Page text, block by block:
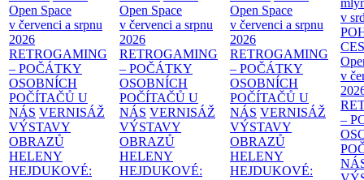
Open Space
v červenci a srpnu
2026
RETROGAMING
– POČÁTKY
OSOBNÍCH
POČÍTAČŮ U
NÁS VERNISÁŽ
VÝSTAVY
OBRAZŮ
HELENY
HEJDUKOVÉ:
Open Space
v červenci a srpnu
2026
RETROGAMING
– POČÁTKY
OSOBNÍCH
POČÍTAČŮ U
NÁS VERNISÁŽ
VÝSTAVY
OBRAZŮ
HELENY
HEJDUKOVÉ:
Open Space
v červenci a srpnu
2026
RETROGAMING
– POČÁTKY
OSOBNÍCH
POČÍTAČŮ U
NÁS VERNISÁŽ
VÝSTAVY
OBRAZŮ
HELENY
HEJDUKOVÉ:
v
v
–